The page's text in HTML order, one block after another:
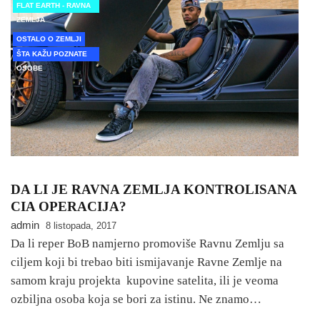
FLAT EARTH - RAVNA
ZEMLJA
OSTALO O ZEMLJI
ŠTA KAŽU POZNATE
OSOBE
DA LI JE RAVNA ZEMLJA KONTROLISANA
CIA OPERACIJA?
admin 8 listopada, 2017
Da li reper BoB namjerno promoviše Ravnu Zemlju sa
ciljem koji bi trebao biti ismijavanje Ravne Zemlje na
samom kraju projekta kupovine satelita, ili je veoma
ozbiljna osoba koja se bori za istinu. Ne znamo…